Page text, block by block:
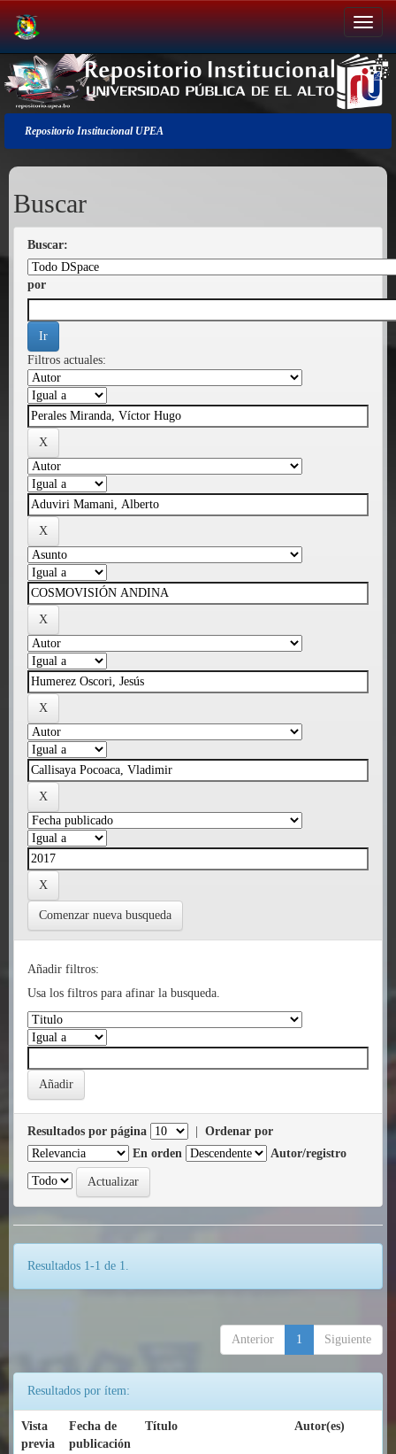
Salir
de
la
navegación
Repositorio Institucional UPEA
Buscar
Buscar:
por
Filtros actuales:
Comenzar nueva busqueda
Añadir filtros:
Usa los filtros para afinar la busqueda.
Resultados por página
Ordenar por
En orden
Autor/registro
Resultados 1-1 de 1.
Anterior 1 Siguiente
Resultados por ítem:
Vista
previa
Fecha de
publicación
Título Autor(es)